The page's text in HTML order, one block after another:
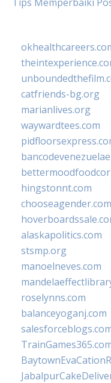
catfriends-bg.org
marianlives.org
waywardtees.com
hingstonnt.com
chooseagender.com
alaskapolitics.com
stsmp.org
manoelneves.com
roselynns.com
balanceyoganj.com